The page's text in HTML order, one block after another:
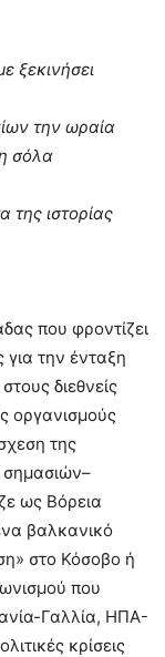
ξεκινήσει
την ωραία
σόλα
της ιστορίας
που φροντίζει
για την ένταξη
διεθνείς
οργανισμούς
της
ως Βόρεια
βαλκανικό
στο Κόσοβο ή
που
Γαλλία, ΗΠΑ-
κρίσεις